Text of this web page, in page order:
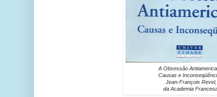
A Obsessão
Causas e
Jean-François Revel,
da Academia